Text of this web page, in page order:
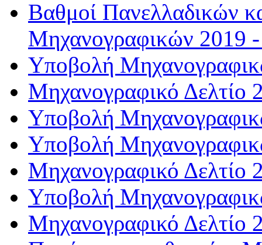
Βαθμοί Πανελλαδικών
Μηχανογραφικών 2019
Υποβολή
Μηχανογραφικό Δελτίο
Υποβολή
Υποβολή
Μηχανογραφικό Δελτίο
Υποβολή
Μηχανογραφικό Δελτίο